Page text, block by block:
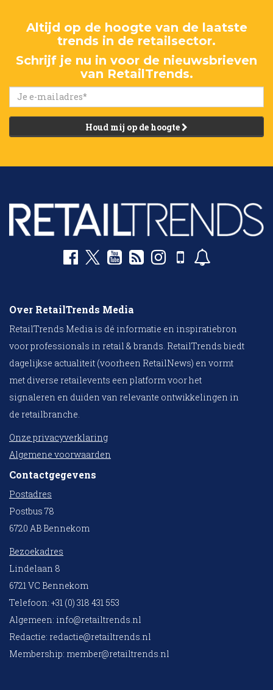
Altijd op de hoogte van de laatste
trends in de retailsector.
Schrijf je nu in voor de nieuwsbrieven
van RetailTrends.
Houd mij op de hoogte
Over RetailTrends Media
RetailTrends Media is dé informatie en inspiratiebron
voor professionals in retail & brands. RetailTrends biedt
dagelijkse actualiteit (voorheen RetailNews) en vormt
met diverse retailevents een platform voor het
signaleren en duiden van relevante ontwikkelingen in
de retailbranche.
Onze privacyverklaring
Algemene voorwaarden
Contactgegevens
Postadres
Postbus 78
6720 AB Bennekom
Bezoekadres
Lindelaan 8
6721 VC Bennekom
Telefoon: +31 (0) 318 431 553
Algemeen: info@retailtrends.nl
Redactie: redactie@retailtrends.nl
Membership: member@retailtrends.nl